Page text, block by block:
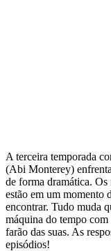
A terceira temporada
(Abi Monterey)
de forma dramática.
estão em um momento
encontrar. Tudo muda
máquina do tempo
farão das suas. As
episódios!